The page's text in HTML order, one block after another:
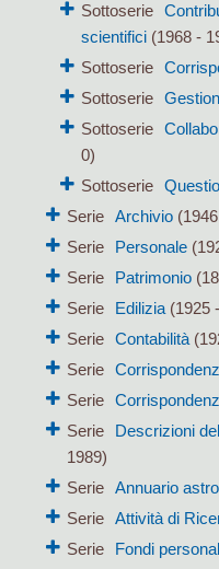
Sottoserie
scientifici (1968 -
Sottoserie
Sottoserie
Sottoserie
0)
Sottoserie
Serie Archivio(1946
Serie
Personale
Serie
Patrimonio
Serie
Edilizia(1925
Serie Contabilità
Serie
Serie
Serie
Descrizioni
1989)
Serie Annuario
Serie Attività di
Serie
Fondi